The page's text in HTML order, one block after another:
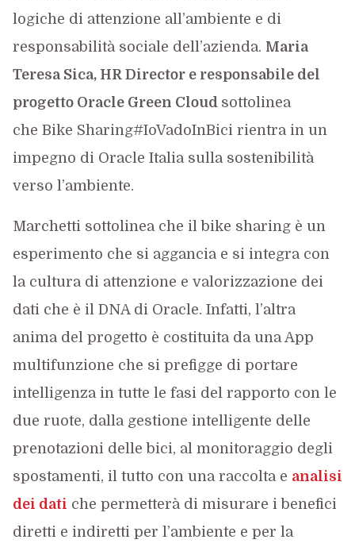
logiche di attenzione all’ambiente e di
responsabilità sociale dell’azienda. Maria
Teresa Sica, HR Director e responsabile del
progetto Oracle Green Cloud sottolinea
che Bike Sharing#IoVadoInBici rientra in un
impegno di Oracle Italia sulla sostenibilità
verso l’ambiente.
Marchetti sottolinea che il bike sharing è un
esperimento che si aggancia e si integra con
la cultura di attenzione e valorizzazione dei
dati che è il DNA di Oracle. Infatti, l’altra
anima del progetto è costituita da una App
multifunzione che si prefigge di portare
intelligenza in tutte le fasi del rapporto con le
due ruote, dalla gestione intelligente delle
prenotazioni delle bici, al monitoraggio degli
spostamenti, il tutto con una raccolta e analisi
dei dati che permetterà di misurare i benefici
diretti e indiretti per l’ambiente e per la